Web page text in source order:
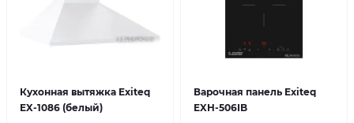
Кухонная вытяжка Exiteq
EX-1086 (белый)
Варочная панель Exiteq
EXH-506IB